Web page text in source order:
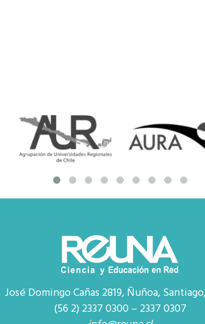
José Domingo Cañas 2819, Ñuñoa,
(56 2) 2337 0300 – 2337 0307